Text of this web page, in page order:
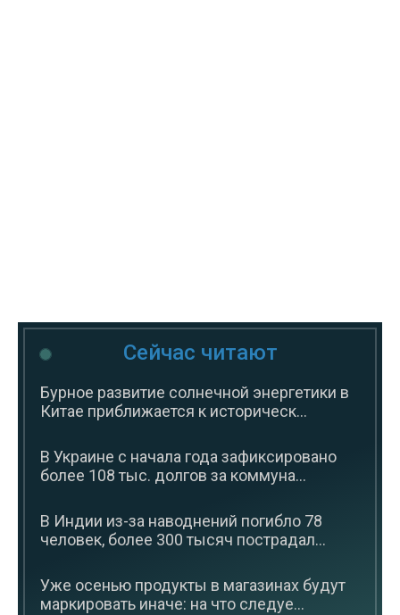
Сейчас читают
Бурное развитие солнечной энергетики в
Китае приближается к историческ...
В Украине с начала года зафиксировано
более 108 тыс. долгов за коммуна...
В Индии из-за наводнений погибло 78
человек, более 300 тысяч пострадал...
Уже осенью продукты в магазинах будут
маркировать иначе: на что следуе...